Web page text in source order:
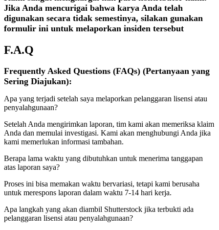
Jika Anda mencurigai bahwa karya Anda telah
digunakan secara tidak semestinya, silakan gunakan
formulir ini untuk melaporkan insiden tersebut
F.A.Q
Frequently Asked Questions (FAQs) (Pertanyaan yang
Sering Diajukan):
Apa yang terjadi setelah saya melaporkan pelanggaran lisensi atau
penyalahgunaan?
Setelah Anda mengirimkan laporan, tim kami akan memeriksa klaim
Anda dan memulai investigasi. Kami akan menghubungi Anda jika
kami memerlukan informasi tambahan.
Berapa lama waktu yang dibutuhkan untuk menerima tanggapan
atas laporan saya?
Proses ini bisa memakan waktu bervariasi, tetapi kami berusaha
untuk merespons laporan dalam waktu 7-14 hari kerja.
Apa langkah yang akan diambil Shutterstock jika terbukti ada
pelanggaran lisensi atau penyalahgunaan?